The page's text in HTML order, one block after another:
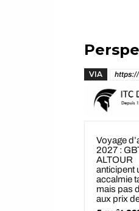
VIA
Voyage
2027 :
ALTOUR
anticipent
accalmie
mais pas
aux prix